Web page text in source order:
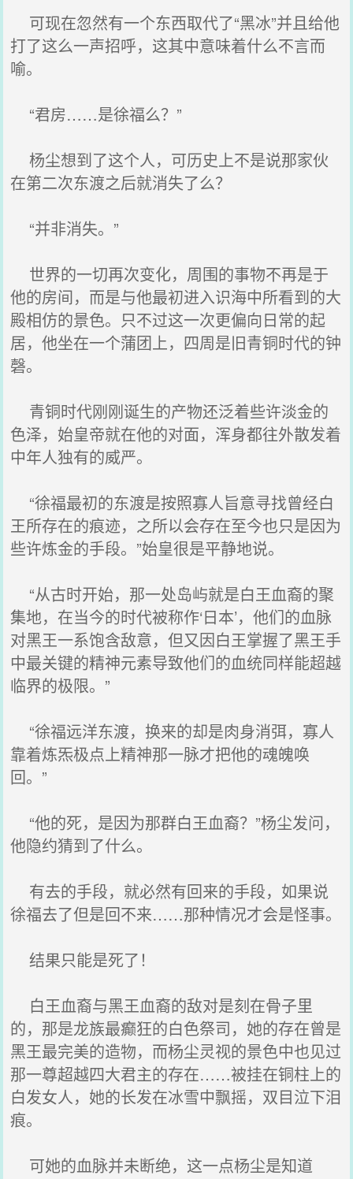
可现在忽然有一个东西取代了“黑冰”并且给他
打了这么一声招呼，这其中意味着什么不言而
喻。
“君房……是徐福么？”
杨尘想到了这个人，可历史上不是说那家伙
在第二次东渡之后就消失了么？
“并非消失。”
世界的一切再次变化，周围的事物不再是于
他的房间，而是与他最初进入识海中所看到的大
殿相仿的景色。只不过这一次更偏向日常的起
居，他坐在一个蒲团上，四周是旧青铜时代的钟
磬。
青铜时代刚刚诞生的产物还泛着些许淡金的
色泽，始皇帝就在他的对面，浑身都往外散发着
中年人独有的威严。
“徐福最初的东渡是按照寡人旨意寻找曾经白
王所存在的痕迹，之所以会存在至今也只是因为
些许炼金的手段。”始皇很是平静地说。
“从古时开始，那一处岛屿就是白王血裔的聚
集地，在当今的时代被称作‘日本’，他们的血脉
对黑王一系饱含敌意，但又因白王掌握了黑王手
中最关键的精神元素导致他们的血统同样能超越
临界的极限。”
“徐福远洋东渡，换来的却是肉身消弭，寡人
靠着炼炁极点上精神那一脉才把他的魂魄唤
回。”
“他的死，是因为那群白王血裔？”杨尘发问，
他隐约猜到了什么。
有去的手段，就必然有回来的手段，如果说
徐福去了但是回不来……那种情况才会是怪事。
结果只能是死了！
白王血裔与黑王血裔的敌对是刻在骨子里
的，那是龙族最癫狂的白色祭司，她的存在曾是
黑王最完美的造物，而杨尘灵视的景色中也见过
那一尊超越四大君主的存在……被挂在铜柱上的
白发女人，她的长发在冰雪中飘摇，双目泣下泪
痕。
可她的血脉并未断绝，这一点杨尘是知道